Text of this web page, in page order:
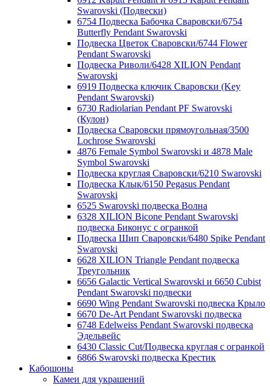
Swarovski (Подвески)
6754 Подвеска Бабочка Сваровски/6754
Butterfly Pendant Swarovski
Подвеска Цветок Сваровски/6744 Flower
Pendant Swarovski
Подвеска Риволи/6428 XILION Pendant
Swarovski
6919 Подвеска ключик Сваровски (Key
Pendant Swarovski)
6730 Radiolarian Pendant PF Swarovski
(Кулон)
Подвеска Сваровски прямоугольная/3500
Lochrose Swarovski
4876 Female Symbol Swarovski и 4878 Male
Symbol Swarovski
Подвеска круглая Сваровски/6210 Swarovski
Подвеска Клык/6150 Pegasus Pendant
Swarovski
6525 Swarovski подвеска Волна
6328 XILION Bicone Pendant Swarovski
подвеска Биконус c огранкой
Подвеска Шип Сваровски/6480 Spike Pendant
Swarovski
6628 XILION Triangle Pendant подвеска
Треугольник
6656 Galactic Vertical Swarovski и 6650 Cubist
Pendant Swarovski подвески
6690 Wing Pendant Swarovski подвеска Крыло
6670 De-Art Pendant Swarovski подвеска
6748 Edelweiss Pendant Swarovski подвеска
Эдельвейс
6430 Classic Cut/Подвеска круглая с огранкой
6866 Swarovski подвеска Крестик
Кабошоны
Камеи для украшений